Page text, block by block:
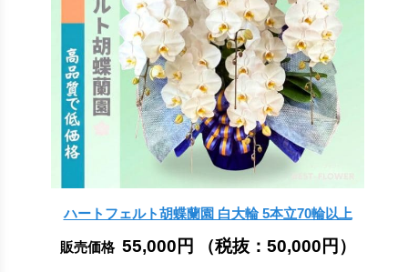
ハートフェルト胡蝶蘭園 白大輪 5本立70輪以上
販売価格 55,000円 （税抜： 50,000円 ）